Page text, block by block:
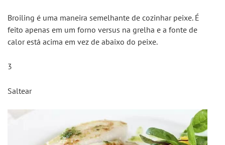
Broiling é uma maneira semelhante de cozinhar peixe. É
feito apenas em um forno versus na grelha e a fonte de
calor está acima em vez de abaixo do peixe.
3
Saltear